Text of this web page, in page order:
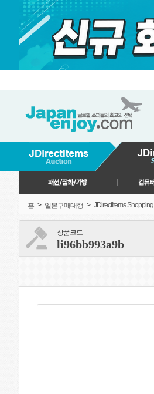
홈 > 일본구매대행 > JDirectItems Shopping
상품코드
li96bb993a9b